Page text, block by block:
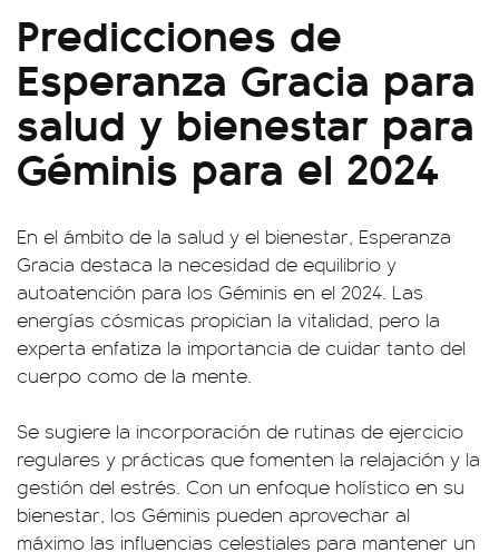
Predicciones de
Esperanza Gracia para
salud y bienestar para
Géminis para el 2024
En el ámbito de la salud y el bienestar, Esperanza
Gracia destaca la necesidad de equilibrio y
autoatención para los Géminis en el 2024. Las
energías cósmicas propician la vitalidad, pero la
experta enfatiza la importancia de cuidar tanto del
cuerpo como de la mente.
Se sugiere la incorporación de rutinas de ejercicio
regulares y prácticas que fomenten la relajación y la
gestión del estrés. Con un enfoque holístico en su
bienestar, los Géminis pueden aprovechar al
máximo las influencias celestiales para mantener un